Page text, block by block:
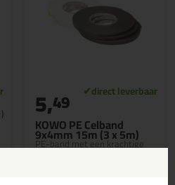
KOWO PE Celband
9x4mm 15m (3 x 5m)
PE-band met een krachtige
lijmlaag en kleeft direct vanaf
5,49